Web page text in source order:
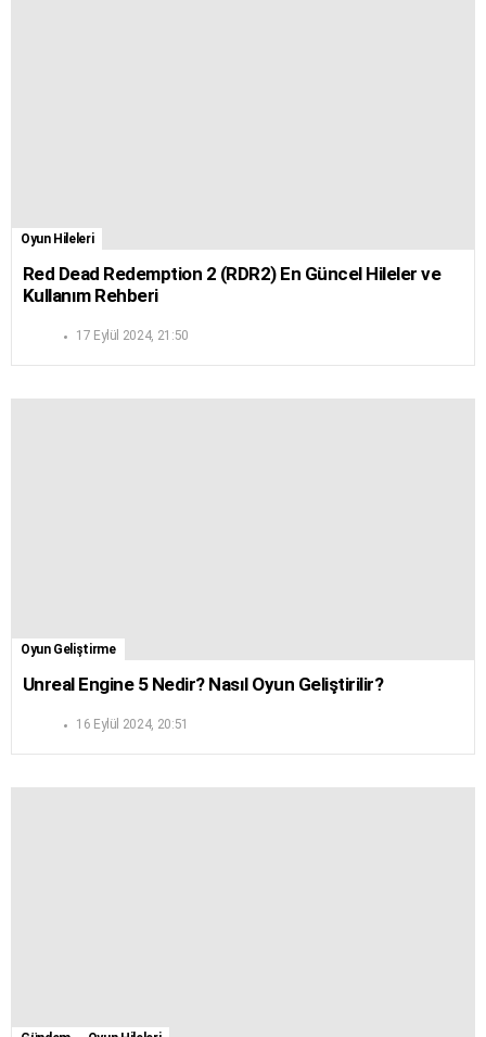
Oyun Hileleri
Red Dead Redemption 2 (RDR2) En Güncel Hileler ve
Kullanım Rehberi
17 Eylül 2024, 21:50
Oyun Geliştirme
Unreal Engine 5 Nedir? Nasıl Oyun Geliştirilir?
16 Eylül 2024, 20:51